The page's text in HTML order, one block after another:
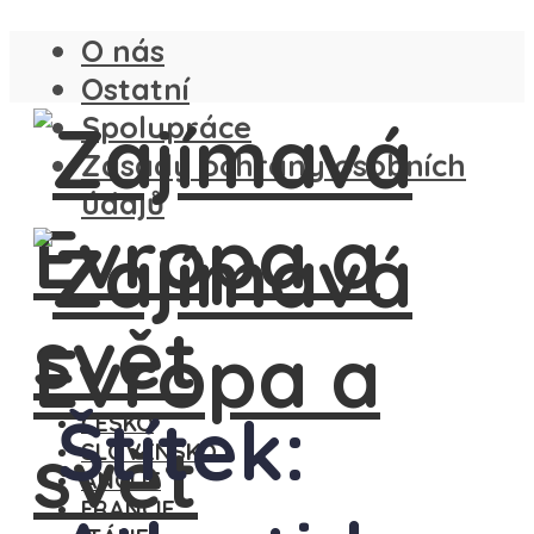
O nás
Ostatní
Spolupráce
Zásady ochrany osobních
údajů
ČESKO
SLOVENSKO
ANGLIE
FRANCIE
Štítek: